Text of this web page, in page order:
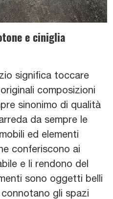
e ciniglia
significa toccare
composizioni
sinonimo di qualità
da sempre le
ed elementi
conferiscono ai
e li rendono del
sono oggetti belli
gli spazi